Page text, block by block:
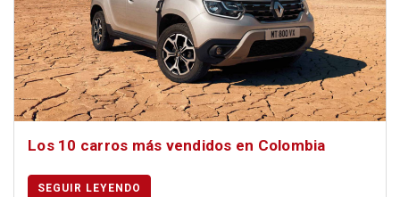
Los 10 carros más vendidos en Colombia
SEGUIR LEYENDO